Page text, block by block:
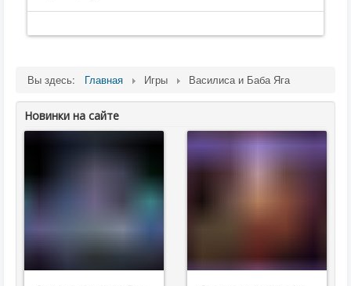
Вы здесь: Главная Игры Василиса и Баба Яга
Новинки на сайте